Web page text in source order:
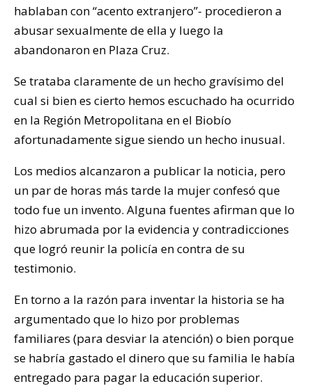
hablaban con “acento extranjero”- procedieron a
abusar sexualmente de ella y luego la
abandonaron en Plaza Cruz.
Se trataba claramente de un hecho gravísimo del
cual si bien es cierto hemos escuchado ha ocurrido
en la Región Metropolitana en el Biobío
afortunadamente sigue siendo un hecho inusual.
Los medios alcanzaron a publicar la noticia, pero
un par de horas más tarde la mujer confesó que
todo fue un invento. Alguna fuentes afirman que lo
hizo abrumada por la evidencia y contradicciones
que logró reunir la policía en contra de su
testimonio.
En torno a la razón para inventar la historia se ha
argumentado que lo hizo por problemas
familiares (para desviar la atención) o bien porque
se habría gastado el dinero que su familia le había
entregado para pagar la educación superior.